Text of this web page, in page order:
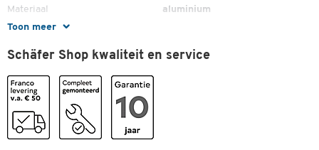
Toon meer
Materiaal aluminium
Schouderriem
Sluiting cijfercombinatieslot
Trolley-systeem
Uitvoering
Uitvoering greep
Schäfer Shop kwaliteit en service